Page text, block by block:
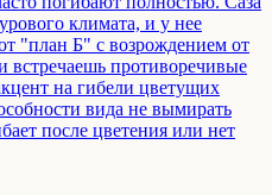
климата, и у нее
"план Б" с возрождением от
противоречивые
на гибели цветущих
вида не вымирать
после цветения или нет